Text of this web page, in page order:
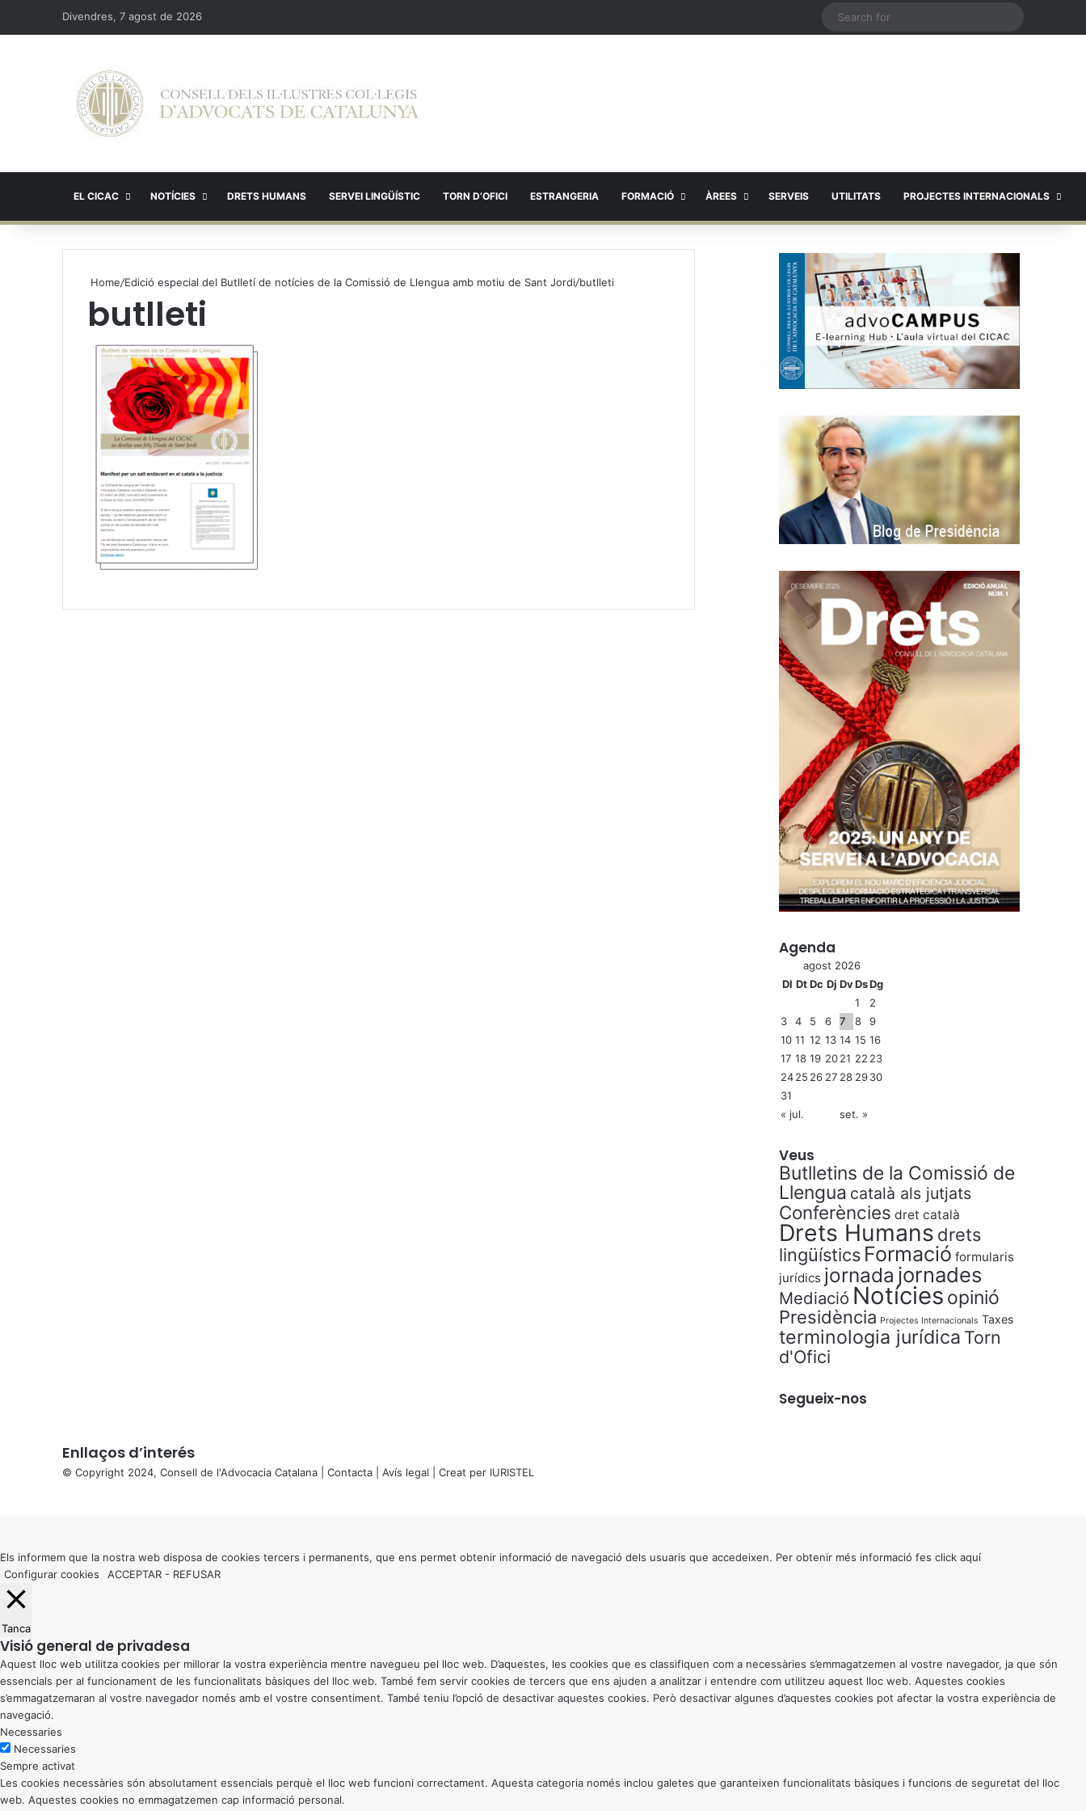
Divendres, 7 agost de 2026
EL CICAC NOTÍCIES DRETS HUMANS SERVEI LINGÜÍSTIC TORN D’OFICI ESTRANGERIA FORMACIÓ ÀREES SERVEIS UTILITATS PROJECTES INTERNACIONALS
Home/Edició especial del Butlletí de notícies de la Comissió de Llengua amb motiu de Sant Jordi/butlleti
butlleti
Agenda
agost 2026
Dl Dt Dc Dj DvDsDg
1
2
3
4 5 6 7 8
9
10 11 12 13 14 15 16
17 18 19 2021 22 23
2425 26 27 28 2930
31
« jul.
set. »
Veus
Butlletins de la Comissió de
Llengua català als jutjats
Conferències dret català
Drets Humans drets
lingüístics Formació formularis
jurídics jornada jornades
Mediació Notícies opinió
Presidència Projectes Internacionals Taxes
terminologia jurídica Torn
d'Ofici
Segueix-nos
Enllaços d’interés
© Copyright 2024, Consell de l'Advocacia Catalana | Contacta Avís legal | Creat per IURISTEL
button
Els informem que la nostra web disposa de cookies tercers i permanents, que ens permet obtenir informació de navegació dels usuaris que accedeixen. Per obtenir més informació fes click aquí
Configurar cookies
ACCEPTAR - REFUSAR
Tanca
Visió general de privadesa
Aquest lloc web utilitza cookies per millorar la vostra experiència mentre navegueu pel lloc web. D’aquestes, les cookies que es classifiquen com a necessàries s’emmagatzemen al vostre navegador, ja que són
essencials per al funcionament de les funcionalitats bàsiques del lloc web. També fem servir cookies de tercers que ens ajuden a analitzar i entendre com utilitzeu aquest lloc web. Aquestes cookies
s’emmagatzemaran al vostre navegador només amb el vostre consentiment. També teniu l’opció de desactivar aquestes cookies. Però desactivar algunes d’aquestes cookies pot afectar la vostra experiència de
navegació.
Necessaries
Necessaries
Sempre activat
Les cookies necessàries són absolutament essencials perquè el lloc web funcioni correctament. Aquesta categoria només inclou galetes que garanteixen funcionalitats bàsiques i funcions de seguretat del lloc
web. Aquestes cookies no emmagatzemen cap informació personal.